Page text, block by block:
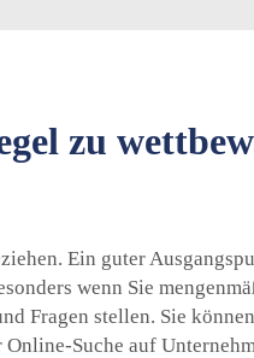
zu
Ein guter
wenn Sie
Fragen stellen. Sie
Suche auf